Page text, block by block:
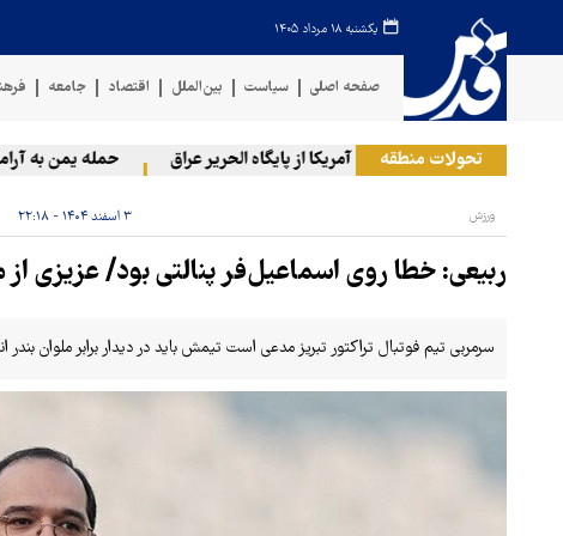
یکشنبه ۱۸ مرداد ۱۴۰۵
صفحه اصلی سیاست بین‌الملل اقتصاد جامعه
تحولات منطقه
خروج گام‌به‌گام آمریکا از پایگاه الحریر عراق حمله یمن به آرامکو
ورزش ۳ اسفند ۱۴۰۴ - ۲۲:۱۸
ربیعی: خطا روی اسماعیل‌فر پنالتی بود/ عزیزی
سرمربی تیم فوتبال تراکتور تبریز مدعی است تیمش باید در دیدار برابر ملوان